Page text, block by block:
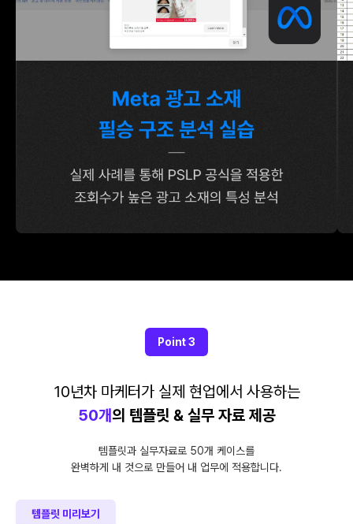
Point 3
10년차 마케터가 실제 현업에서 사용하는
50개의 템플릿 & 실무 자료 제공
템플릿과 실무자료로 50개 케이스를
완벽하게 내 것으로 만들어 내 업무에 적용합니다.
템플릿 미리보기